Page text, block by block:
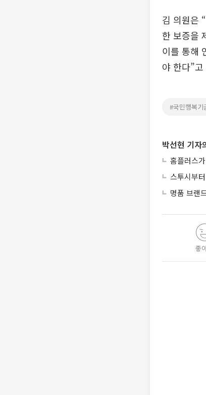
김 의원은
한 보증을
이를 통해
야 한다”
#국민행복기
박선현 기자
홈플러스
스투시부
명품 브랜
좋